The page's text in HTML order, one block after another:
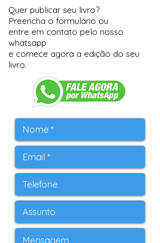
Quer publicar seu livro?
Preencha o formulário ou
entre em contato pelo nosso
whatsapp
e comece agora a edição do seu
livro.